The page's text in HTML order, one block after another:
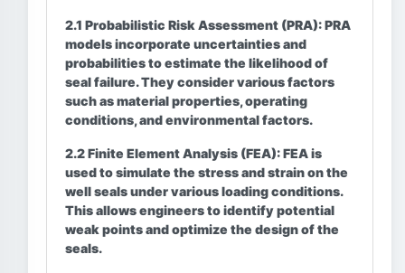
2.1 Probabilistic Risk Assessment (PRA):PRA
models incorporate uncertainties and
probabilities to estimate the likelihood of
seal failure. They consider various factors
such as material properties, operating
conditions, and environmental factors.
2.2 Finite Element Analysis (FEA):FEA is
used to simulate the stress and strain on the
well seals under various loading conditions.
This allows engineers to identify potential
weak points and optimize the design of the
seals.